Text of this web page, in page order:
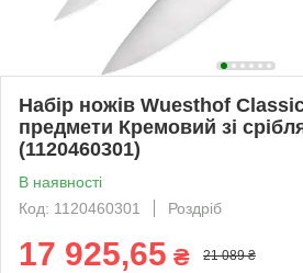
Набір ножів Wuesthof
предмети Кремовий зі
(1120460301)
В наявності
Код: 1120460301
Роздріб
17 925,65 ₴ 21 089 ₴